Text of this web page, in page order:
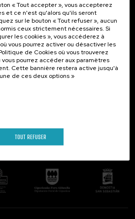
Intéressant...
Activités précédentes
« Tout accepter », vous accepterez
et ce n'est qu'alors qu'ils seront
sur le bouton « Tout refuser », aucun
ceux strictement nécessaires. Si
les cookies », vous accéderez à
vous pourrez activer ou désactiver les
de Cookies où vous trouverez
pourrez accéder aux paramètres
Cette bannière restera active jusqu'à
de ces deux options »
TOUT REFUSER